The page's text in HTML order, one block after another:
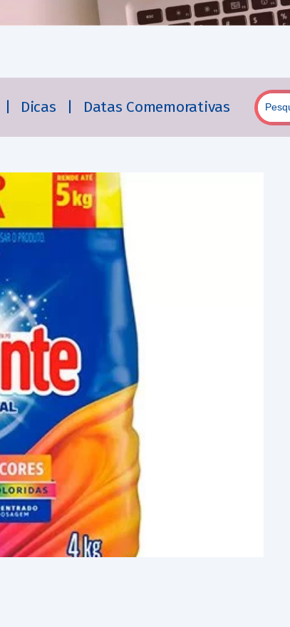
| Dicas | Datas Comemorativas